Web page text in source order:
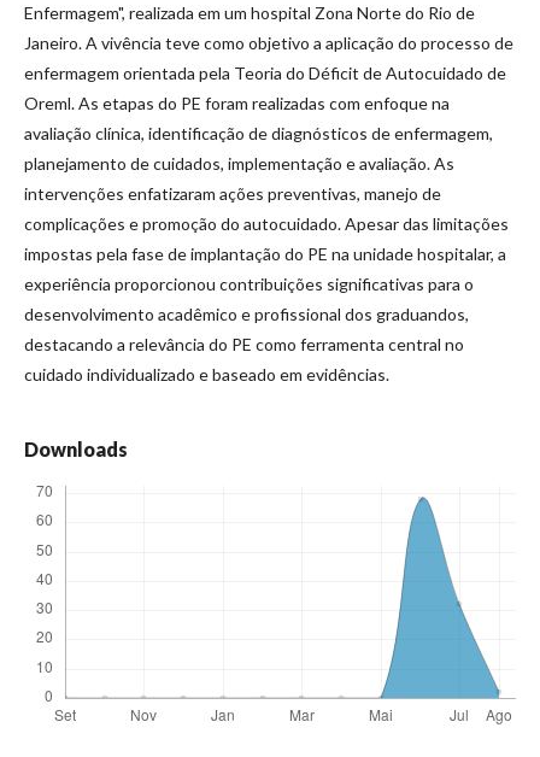
Enfermagem", realizada em um hospital Zona Norte do Rio de
Janeiro. A vivência teve como objetivo a aplicação do processo de
enfermagem orientada pela Teoria do Déficit de Autocuidado de
Oreml. As etapas do PE foram realizadas com enfoque na
avaliação clínica, identificação de diagnósticos de enfermagem,
planejamento de cuidados, implementação e avaliação. As
intervenções enfatizaram ações preventivas, manejo de
complicações e promoção do autocuidado. Apesar das limitações
impostas pela fase de implantação do PE na unidade hospitalar, a
experiência proporcionou contribuições significativas para o
desenvolvimento acadêmico e profissional dos graduandos,
destacando a relevância do PE como ferramenta central no
cuidado individualizado e baseado em evidências.
Downloads